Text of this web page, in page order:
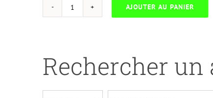
quantité
SAMSUNG
D3050B-
AJOUTER AU PANIER
Rechercher